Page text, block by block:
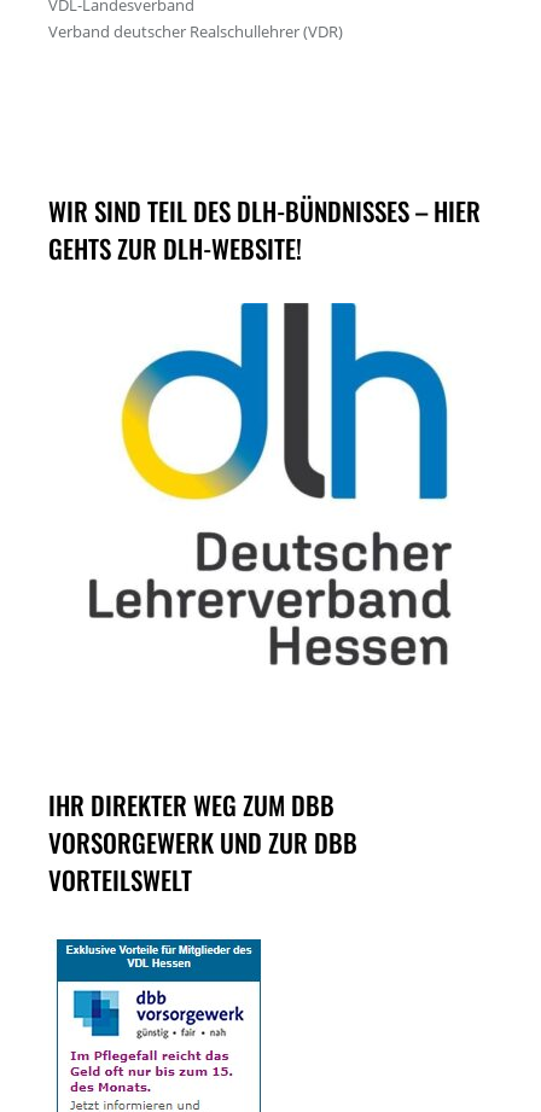
WIR SIND TEIL DES DLH-BÜNDNISSES – HIER
GEHTS ZUR DLH-WEBSITE!
IHR DIREKTER WEG ZUM DBB
VORSORGEWERK UND ZUR DBB
VORTEILSWELT